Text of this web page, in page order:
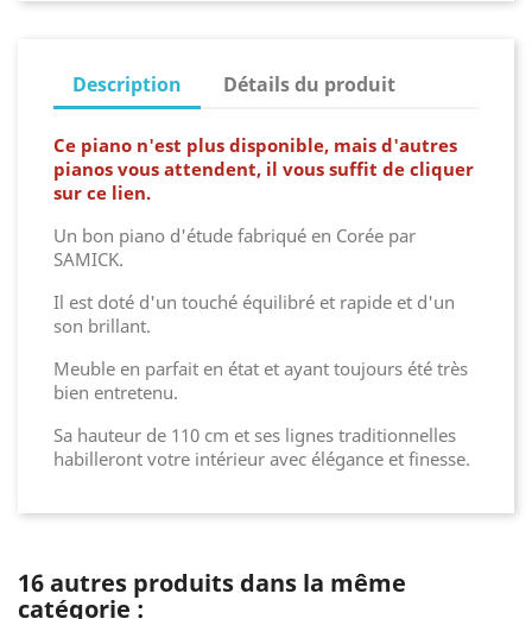
Description Détails du produit
Ce piano n'est plus disponible, mais d'autres
pianos vous attendent, il vous suffit de cliquer
sur ce lien.
Un bon piano d'étude fabriqué en Corée par
SAMICK.
Il est doté d'un touché équilibré et rapide et d'un
son brillant.
Meuble en parfait en état et ayant toujours été très
bien entretenu.
Sa hauteur de 110 cm et ses lignes traditionnelles
habilleront votre intérieur avec élégance et finesse.
16 autres produits dans la même
catégorie :